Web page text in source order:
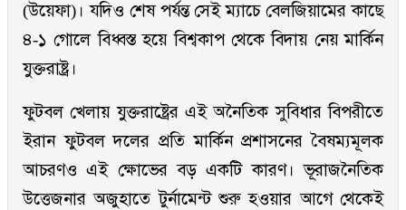
(উয়েফা)। যদিও শেষ পর্যন্ত সেই ম্যাচে বেলজিয়ামের কাছে
৪-১ গোলে বিধ্বস্ত হয়ে বিশ্বকাপ থেকে বিদায় নেয় মার্কিন
যুক্তরাষ্ট্র।
ফুটবল খেলায় যুক্তরাষ্ট্রের এই অনৈতিক সুবিধার বিপরীতে
ইরান ফুটবল দলের প্রতি মার্কিন প্রশাসনের বৈষম্যমূলক
আচরণও এই ক্ষোভের বড় একটি কারণ। ভূরাজনৈতিক
উত্তেজনার অজুহাতে টুর্নামেন্ট শুরু হওয়ার আগে থেকেই